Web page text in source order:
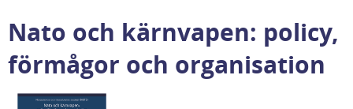
Nato och kärnvapen: policy,
förmågor och organisation